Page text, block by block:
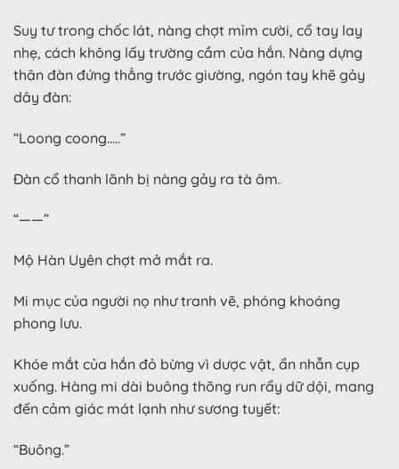
Suy tư trong chốc lát, nàng chợt mỉm cười, cổ tay lay
nhẹ, cách không lấy trường cầm của hắn. Nàng dựng
thân đàn đứng thẳng trước giường, ngón tay khẽ gảy
dây đàn:
“Loong coong…..”
Đàn cổ thanh lãnh bị nàng gảy ra tà âm.
“——”
Mộ Hàn Uyên chợt mở mắt ra.
Mi mục của người nọ như tranh vẽ, phóng khoáng
phong lưu.
Khóe mắt của hắn đỏ bừng vì dược vật, ẩn nhẫn cụp
xuống. Hàng mi dài buông thõng run rẩy dữ dội, mang
đến cảm giác mát lạnh như sương tuyết:
“Buông.”